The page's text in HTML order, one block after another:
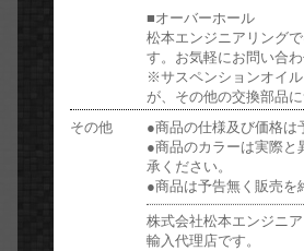
■オーバーホール
松本エンジニアリング
す。お気軽にお問い合
※サスペンションオイ
が、その他の交換部品
その他
●商品の仕様及び価格は
●商品のカラーは実際と
承ください。
●商品は予告無く販売を
株式会社松本エンジニ
輸入代理店です。